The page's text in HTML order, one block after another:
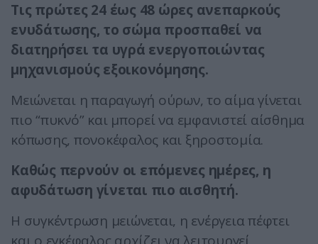
Τις πρώτες 24 έως 48 ώρες ανεπαρκούς
ενυδάτωσης, το σώμα προσπαθεί να
διατηρήσει τα υγρά ενεργοποιώντας
μηχανισμούς εξοικονόμησης.
Μειώνεται η παραγωγή ούρων, το αίμα γίνεται
πιο “πυκνό” και μπορεί να εμφανιστεί αίσθημα
κόπωσης, πονοκέφαλος και ξηροστομία.
Καθώς περνούν οι επόμενες ημέρες, η
αφυδάτωση γίνεται πιο αισθητή.
Η συγκέντρωση μειώνεται, η ενέργεια πέφτει